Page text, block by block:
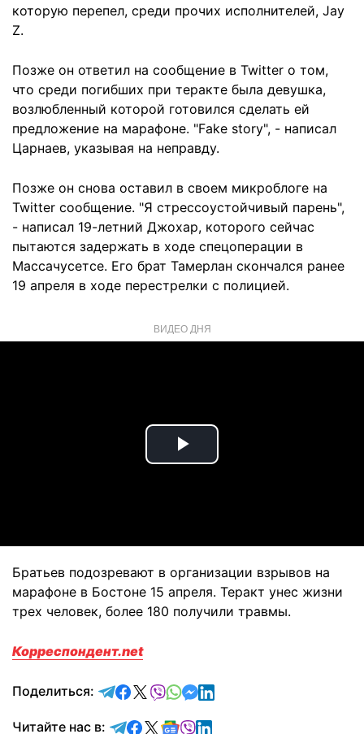
которую перепел, среди прочих исполнителей, Jay
Z.
Позже он ответил на сообщение в Twitter о том,
что среди погибших при теракте была девушка,
возлюбленный которой готовился сделать ей
предложение на марафоне. "Fake story", - написал
Царнаев, указывая на неправду.
Позже он снова оставил в своем микроблоге на
Twitter сообщение. "Я стрессоустойчивый парень",
- написал 19-летний Джохар, которого сейчас
пытаются задержать в ходе спецоперации в
Массачусетсе. Его брат Тамерлан скончался ранее
19 апреля в ходе перестрелки с полицией.
ВИДЕО ДНЯ
Play
Братьев подозревают в организации взрывов на
марафоне в Бостоне 15 апреля. Теракт унес жизни
трех человек, более 180 получили травмы.
Корреспондент.net
Поделиться: отправить в Telegram
поделиться в Facebook
поделиться в X
отправить в Viber
отправить в Whatsapp
отправить в Messenger
отправить в LinkedIn
Читайте нас в: Читайте в Telegram
Читайте в Facebook
Читайте в X
Читайте в Google news
Читайте в Viber
Читайте в LinkedIn